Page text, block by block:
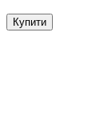
Купити